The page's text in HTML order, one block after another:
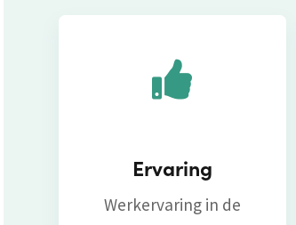
Ervaring
Werkervaring in de